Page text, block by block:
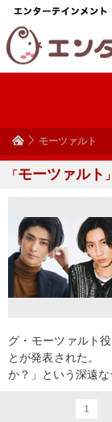
モーツァルト
「モーツァルト
グ・モーツァルト
とが発表された。
か？」という深遠な
1